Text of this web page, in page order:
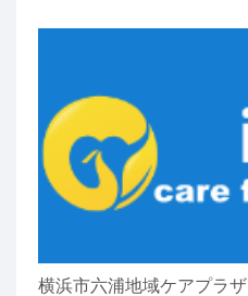
横浜市六浦地域ケアプラザ